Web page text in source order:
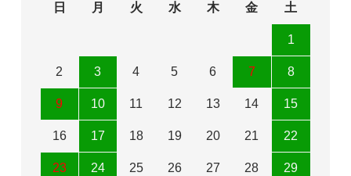
日
月 火 水 木 金 土
1
2 3 4 5 6 7 8
9 10 11 12 13 14 15
16 17 18 19 20 21 22
23 24 25 26 27 28 29